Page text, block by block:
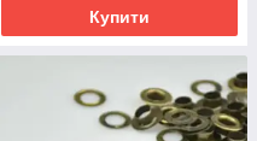
Купити